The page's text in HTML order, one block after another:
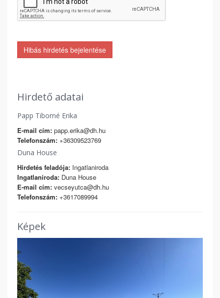
Hibás hirdetés bejelentése
Hirdető adatai
Papp Tiborné Erika
E-mail cím: papp.erika@dh.hu
Telefonszám: +36309523769
Duna House
Hirdetés feladója: Ingatlaniroda
Ingatlaniroda: Duna House
E-mail cím: vecseyutca@dh.hu
Telefonszám: +3617089994
Képek